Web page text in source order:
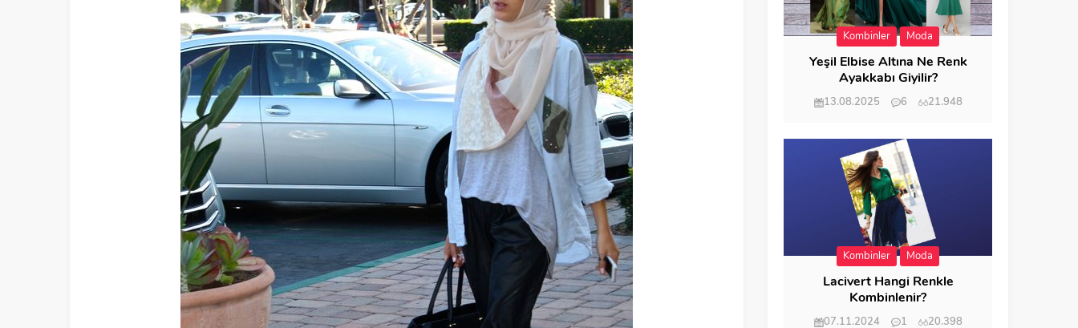
Kombinler Moda
Yeşil Elbise Altına Ne Renk
Ayakkabı Giyilir?
13.08.2025 6 21.948
Kombinler Moda
Lacivert Hangi Renkle
Kombinlenir?
07.11.2024 1 20.398